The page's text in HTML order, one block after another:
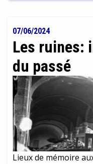
07/06/2024
Les ruines:
du passé
Lieux de mémoire